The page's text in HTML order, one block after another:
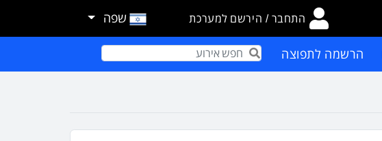
התחבר / הירשם למערכת שפה
הרשמה לתפוצה Term